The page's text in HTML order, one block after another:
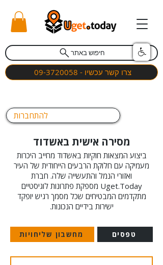
חיפוש באתר
צרו קשר עכשיו - 09-3720058
להתחברות
מסירה אישית באשדוד
ביצוע המצאות חוקיות באשדוד מחייב היכרות
מעמיקה עם חלוקת הרבעים הייחודית של העיר
ואזורי הנמל והתעשייה שלה. חברת
Uget.Today מספקת פתרונות לוגיסטיים
מתקדמים המבטיחים שכל מסמך רגיש יופקד
ישירות בידיים הנכונות.
טפסים מחשבון שליחויות